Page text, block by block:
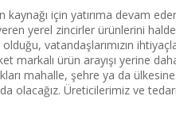
için yatırıma devam
yerel zincirler ürünlerini
vatandaşlarımızın
ürün arayışı yerine
mahalle, şehre ya da
olacağız. Üreticilerimiz ve